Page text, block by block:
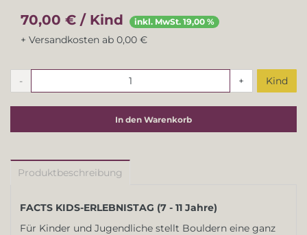
70,00 € / Kind inkl. MwSt. 19,00 %
+ Versandkosten ab 0,00 €
- + Kind
In den Warenkorb
Produktbeschreibung
FACTS KIDS-ERLEBNISTAG (7 - 11 Jahre)
Für Kinder und Jugendliche stellt Bouldern eine ganz